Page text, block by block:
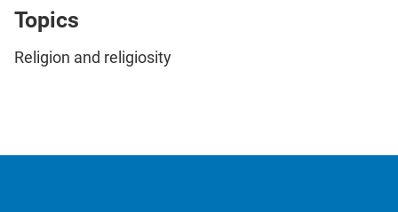
Topics
Religion and religiosity